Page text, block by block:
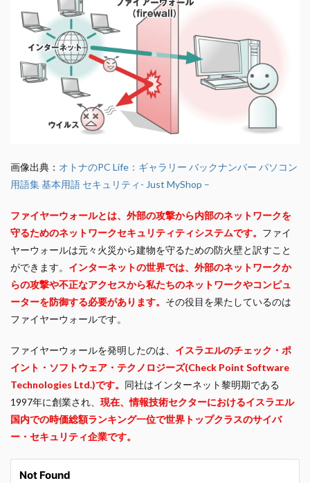
画像出典： オトナのPC Life：ギャラリー バックナンバー パソコン
用語集 基本用語 セキュリティ- Just MyShop –
ファイヤーウォールとは、外部の攻撃から内部のネットワークを
守るためのネットワークセキュリティティシステムです。 ファイ
ヤーウォールは元々火災から建物を守るための防火壁と訳すこと
ができます。 インターネットの世界では、外部のネットワークか
らの攻撃や不正なアクセスから私たちのネットワークやコンピュ
ーターを防御する必要があります。 その役目を果たしているのは
ファイヤーウォールです。
ファイヤーウォールを発明したのは、 イスラエルのチェック・ポ
イント・ソフトウェア・テクノロジーズ(Check Point Software
Technologies Ltd.)です。 同社はインターネット黎明期である
1997年に創業され、 現在、情報技術セクターにおけるイスラエル
国内での時価総額ランキング一位で世界トップクラスのサイバ
ー・セキュリティ企業です。